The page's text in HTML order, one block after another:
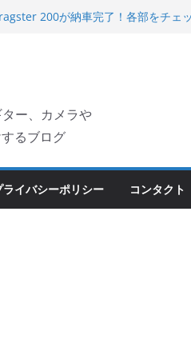
200が納車完了！各部をチェ
逝去
市へのふるさと納税で KGR
200のフロントISSサスの動き
楽しくなった
ー、カメラや
るブログ
ライバシーポリシー コンタクト